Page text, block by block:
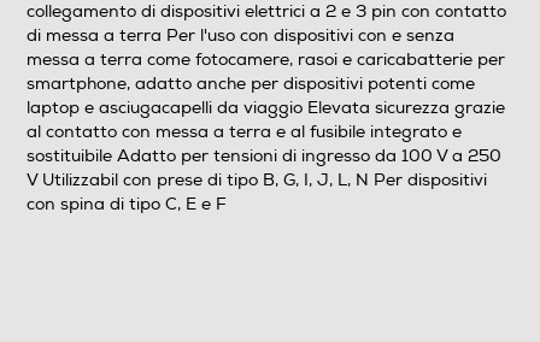
collegamento di dispositivi elettrici a 2 e 3 pin con contatto
di messa a terra Per l'uso con dispositivi con e senza
messa a terra come fotocamere, rasoi e caricabatterie per
smartphone, adatto anche per dispositivi potenti come
laptop e asciugacapelli da viaggio Elevata sicurezza grazie
al contatto con messa a terra e al fusibile integrato e
sostituibile Adatto per tensioni di ingresso da 100 V a 250
V Utilizzabil con prese di tipo B, G, I, J, L, N Per dispositivi
con spina di tipo C, E e F